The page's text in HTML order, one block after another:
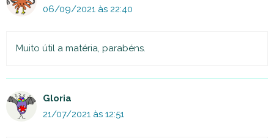
06/09/2021 às 22:40
Muito útil a matéria, parabéns.
Gloria
21/07/2021 às 12:51